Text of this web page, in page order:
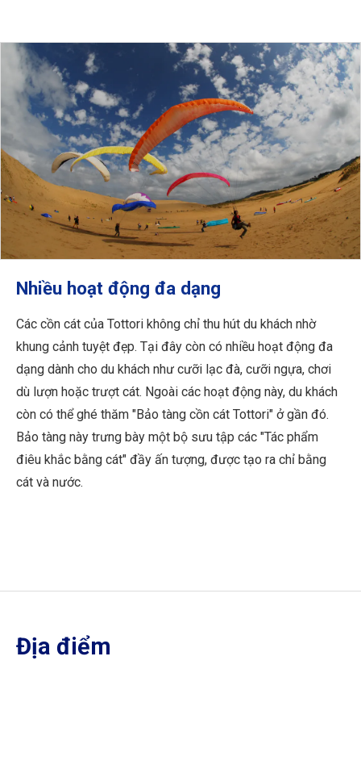
Nhiều hoạt động đa dạng
Các cồn cát của Tottori không chỉ thu hút du khách nhờ
khung cảnh tuyệt đẹp. Tại đây còn có nhiều hoạt động đa
dạng dành cho du khách như cưỡi lạc đà, cưỡi ngựa, chơi
dù lượn hoặc trượt cát. Ngoài các hoạt động này, du khách
còn có thể ghé thăm "Bảo tàng cồn cát Tottori" ở gần đó.
Bảo tàng này trưng bày một bộ sưu tập các "Tác phẩm
điêu khắc bằng cát" đầy ấn tượng, được tạo ra chỉ bằng
cát và nước.
Địa điểm